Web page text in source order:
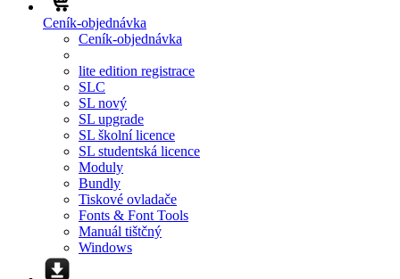
Ceník-objednávka
Ceník-objednávka
lite edition registrace
SLC
SL nový
SL upgrade
SL školní licence
SL studentská licence
Moduly
Bundly
Tiskové ovladače
Fonts & Font Tools
Manuál tištčný
Windows